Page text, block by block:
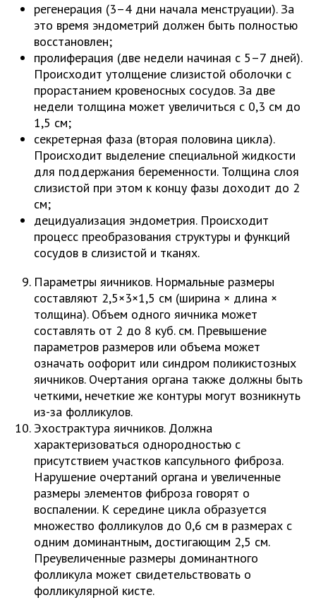
регенерация (3–4 дни начала менструации). За
это время эндометрий должен быть полностью
восстановлен;
пролиферация (две недели начиная с 5–7 дней).
Происходит утолщение слизистой оболочки с
прорастанием кровеносных сосудов. За две
недели толщина может увеличиться с 0,3 см до
1,5 см;
секретерная фаза (вторая половина цикла).
Происходит выделение специальной жидкости
для поддержания беременности. Толщина слоя
слизистой при этом к концу фазы доходит до 2
см;
децидуализация эндометрия. Происходит
процесс преобразования структуры и функций
сосудов в слизистой и тканях.
Параметры яичников. Нормальные размеры
составляют 2,5×3×1,5 см (ширина × длина ×
толщина). Объем одного яичника может
составлять от 2 до 8 куб. см. Превышение
параметров размеров или объема может
означать оофорит или синдром поликистозных
яичников. Очертания органа также должны быть
четкими, нечеткие же контуры могут возникнуть
из-за фолликулов.
Эхострактура яичников. Должна
характеризоваться однородностью с
присутствием участков капсульного фиброза.
Нарушение очертаний органа и увеличенные
размеры элементов фиброза говорят о
воспалении. К середине цикла образуется
множество фолликулов до 0,6 см в размерах с
одним доминантным, достигающим 2,5 см.
Преувеличенные размеры доминантного
фолликула может свидетельствовать о
фолликулярной кисте.